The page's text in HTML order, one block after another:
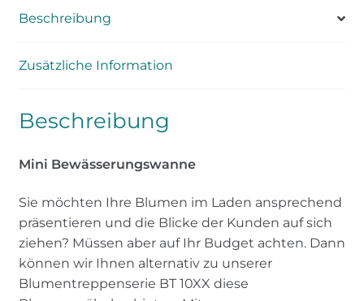
Beschreibung
Zusätzliche Information
Beschreibung
Mini Bewässerungswanne
Sie möchten Ihre Blumen im Laden ansprechend
präsentieren und die Blicke der Kunden auf sich
ziehen? Müssen aber auf Ihr Budget achten. Dann
können wir Ihnen alternativ zu unserer
Blumentreppenserie BT 10XX diese